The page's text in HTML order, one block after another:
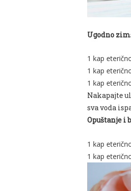
Ugodno
1 kap
1 kap
1 kap
Nakapajte
sva voda
Opuštanje i
1 kap
1 kap